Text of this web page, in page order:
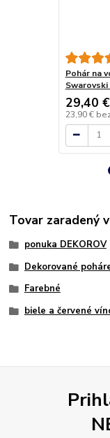
Pohár na
29,40 €
23,90 €
Tovar zaradený
ponuka DEKOROV
Dekorované
Farebné
biele a červené